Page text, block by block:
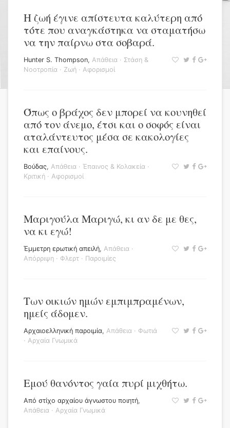
Η ζωή έγινε απίστευτα καλύτερη από
τότε που αναγκάστηκα να σταματήσω
να την παίρνω στα σοβαρά.
Hunter S. Thompson, Απάθεια · Στάση &
Νοοτροπία · Ζωή · Αφορισμοί
Όπως ο βράχος δεν μπορεί να κουνηθεί
από τον άνεμο, έτσι και ο σοφός είναι
αταλάντευτος μέσα σε κακολογίες
και επαίνους.
Βούδας, Απάθεια · Έπαινος & Κολακεία ·
Κριτική · Αφορισμοί
Μαριγούλα Μαριγώ, κι αν δε με θες,
να κι εγώ!
Έμμετρη ερωτική απειλή, Απάθεια ·
Απόρριψη · Φλερτ · Παροιμίες
Των οικιών ημών εμπιμπραμένων,
ημείς άδομεν.
Αρχαιοελληνική παροιμία, Απάθεια · Φωτιά
· Αρχαία Γνωμικά
Εμού θανόντος γαία πυρί μιχθήτω.
Από στίχο αρχαίου άγνωστου ποιητή,
Απάθεια · Αρχαία Γνωμικά